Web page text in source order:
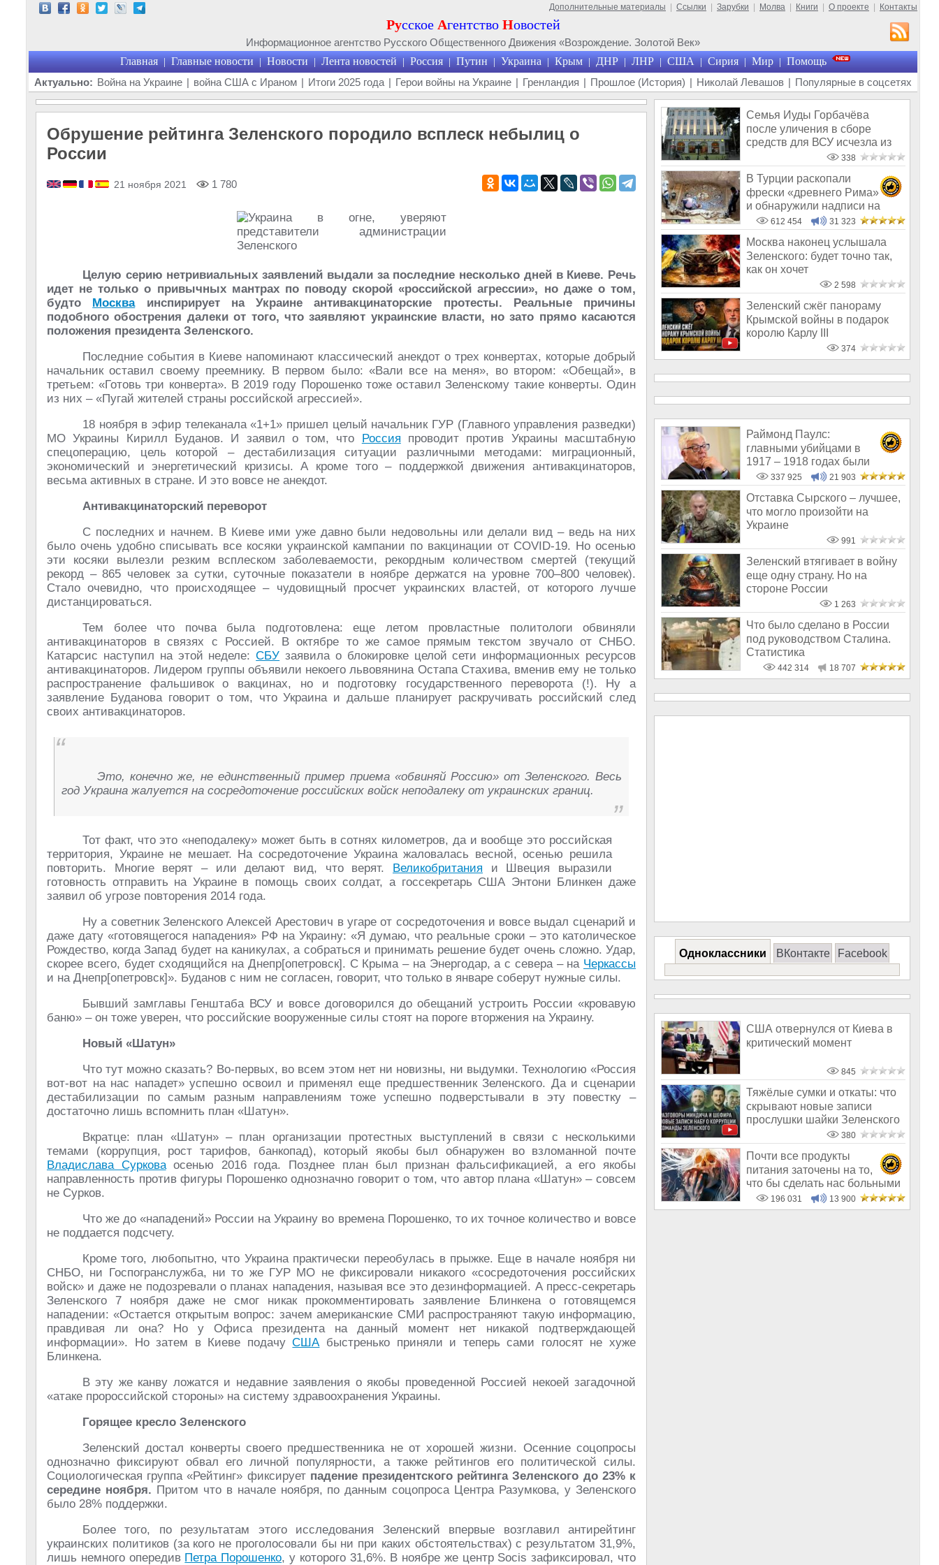
Дополнительные материалы Ссылки Зарубки Молва Книги О проекте Контакты
Русское Агентство Новостей
Информационное агентство Русского Общественного Движения «Возрождение. Золотой Век»
Главная | Главные новости | Новости | Лента новостей | Россия | Путин | Украина | Крым | ДНР | ЛНР | США | Сирия | Мир | Помощь
Актуально: Война на Украине | война США с Ираном | Итоги 2025 года | Герои войны на Украине | Гренландия | Прошлое (История) | Николай Левашов | Популярные в соцсетях
Обрушение рейтинга Зеленского породило всплеск небылиц о
России
21 ноября 2021 1 780
Целую серию нетривиальных заявлений выдали за последние несколько дней в Киеве. Речь
идет не только о привычных мантрах по поводу скорой «российской агрессии», но даже о том,
будто Москваинспирирует на Украине антивакцинаторские протесты. Реальные причины
подобного обострения далеки от того, что заявляют украинские власти, но зато прямо касаются
положения президента Зеленского.
Последние события в Киеве напоминают классический анекдот о трех конвертах, которые добрый
начальник оставил своему преемнику. В первом было: «Вали все на меня», во втором: «Обещай», в
третьем: «Готовь три конверта». В 2019 году Порошенко тоже оставил Зеленскому такие конверты. Один
из них – «Пугай жителей страны российской агрессией».
18 ноября в эфир телеканала «1+1» пришел целый начальник ГУР (Главного управления разведки)
МО Украины Кирилл Буданов. И заявил о том, что Россия проводит против Украины масштабную
спецоперацию, цель которой – дестабилизация ситуации различными методами: миграционный,
экономический и энергетический кризисы. А кроме того – поддержкой движения антивакцинаторов,
весьма активных в стране. И это вовсе не анекдот.
Антивакцинаторский переворот
С последних и начнем. В Киеве ими уже давно были недовольны или делали вид – ведь на них
было очень удобно списывать все косяки украинской кампании по вакцинации от COVID-19. Но осенью
эти косяки вылезли резким всплеском заболеваемости, рекордным количеством смертей (текущий
рекорд – 865 человек за сутки, суточные показатели в ноябре держатся на уровне 700–800 человек).
Стало очевидно, что происходящее – чудовищный просчет украинских властей, от которого лучше
дистанцироваться.
Тем более что почва была подготовлена: еще летом провластные политологи обвиняли
антивакцинаторов в связях с Россией. В октябре то же самое прямым текстом звучало от СНБО.
Катарсис наступил на этой неделе:СБУ заявила о блокировке целой сети информационных ресурсов
антивакцинаторов. Лидером группы объявили некоего львовянина Остапа Стахива, вменив ему не только
распространение фальшивок о вакцинах, но и подготовку государственного переворота (!). Ну а
заявление Буданова говорит о том, что Украина и дальше планирует раскручивать российский след
своих антивакцинаторов.
Это, конечно же, не единственный пример приема «обвиняй Россию» от Зеленского. Весь
год Украина жалуется на сосредоточение российских войск неподалеку от украинских границ.
Тот факт, что это «неподалеку» может быть в сотнях километров, да и вообще это российская
территория, Украине не мешает. На сосредоточение Украина жаловалась весной, осенью решила
повторить. Многие верят – или делают вид, что верят. Великобритания и Швеция выразили
готовность отправить на Украине в помощь своих солдат, а госсекретарь США Энтони Блинкен даже
заявил об угрозе повторения 2014 года.
Ну а советник Зеленского Алексей Арестович в угаре от сосредоточения и вовсе выдал сценарий и
даже дату «готовящегося нападения» РФ на Украину: «Я думаю, что реальные сроки – это католическое
Рождество, когда Запад будет на каникулах, а собраться и принимать решение будет очень сложно. Удар,
скорее всего, будет сходящийся на Днепр[опетровск]. С Крыма – на Энергодар, а с севера – на Черкассы
и на Днепр[опетровск]». Буданов с ним не согласен, говорит, что только в январе соберут нужные силы.
Бывший замглавы Генштаба ВСУ и вовсе договорился до обещаний устроить России «кровавую
баню» – он тоже уверен, что российские вооруженные силы стоят на пороге вторжения на Украину.
Новый «Шатун»
Что тут можно сказать? Во-первых, во всем этом нет ни новизны, ни выдумки. Технологию «Россия
вот-вот на нас нападет» успешно освоил и применял еще предшественник Зеленского. Да и сценарии
дестабилизации по самым разным направлениям тоже успешно подверстывали в эту повестку –
достаточно лишь вспомнить план «Шатун».
Вкратце: план «Шатун» – план организации протестных выступлений в связи с несколькими
темами (коррупция, рост тарифов, банкопад), который якобы был обнаружен во взломанной почте
Владислава Сурковаосенью 2016 года. Позднее план был признан фальсификацией, а его якобы
направленность против фигуры Порошенко однозначно говорит о том, что автор плана «Шатун» – совсем
не Сурков.
Что же до «нападений» России на Украину во времена Порошенко, то их точное количество и вовсе
не поддается подсчету.
Кроме того, любопытно, что Украина практически переобулась в прыжке. Еще в начале ноября ни
СНБО, ни Госпогранслужба, ни то же ГУР МО не фиксировали никакого «сосредоточения российских
войск» и даже не подозревали о планах нападения, называя все это дезинформацией. А пресс-секретарь
Зеленского 7 ноября даже не смог никак прокомментировать заявление Блинкена о готовящемся
нападении: «Остается открытым вопрос: зачем американские СМИ распространяют такую информацию,
правдивая ли она? Но у Офиса президента на данный момент нет никакой подтверждающей
информации». Но затем в Киеве подачуСШАбыстренько приняли и теперь сами голосят не хуже
Блинкена.
В эту же канву ложатся и недавние заявления о якобы проведенной Россией некоей загадочной
«атаке пророссийской стороны» на систему здравоохранения Украины.
Горящее кресло Зеленского
Зеленский достал конверты своего предшественника не от хорошей жизни. Осенние соцопросы
однозначно фиксируют обвал его личной популярности, а также рейтингов его политической силы.
Социологическая группа «Рейтинг» фиксируетпадение президентского рейтинга Зеленского до 23% к
середине ноября. Притом что в начале ноября, по данным соцопроса Центра Разумкова, у Зеленского
было 28% поддержки.
Более того, по результатам этого исследования Зеленский впервые возглавил антирейтинг
украинских политиков (за кого не проголосовали бы ни при каких обстоятельствах) с результатом 31,9%,
лишь немного опередив Петра Порошенко, у которого 31,6%. В ноябре же центр Socis зафиксировал, что
Семья Иуды Горбачёва
после уличения в сборе
средств для ВСУ исчезла из
338
В Турции раскопали
фрески «древнего Рима»
и обнаружили надписи на
Русском!
612 454 31 323
Москва наконец услышала
Зеленского: будет точно так,
как он хочет
2 598
Зеленский сжёг панораму
Крымской войны в подарок
королю Карлу III
374
Раймонд Паулс:
главными убийцами в
1917 – 1918 годах были
латыши и евреи, а не русс
337 925 21 903
Отставка Сырского – лучшее,
что могло произойти на
Украине
991
Зеленский втягивает в войну
еще одну страну. Но на
стороне России
1 263
Что было сделано в России
под руководством Сталина.
Статистика
442 314 18 707
Одноклассники ВКонтакте Facebook
США отвернулся от Киева в
критический момент
845
Тяжёлые сумки и откаты: что
скрывают новые записи
прослушки шайки Зеленского
380
Почти все продукты
питания заточены на то,
что бы сделать нас больными
и бесплодным
196 031 13 900